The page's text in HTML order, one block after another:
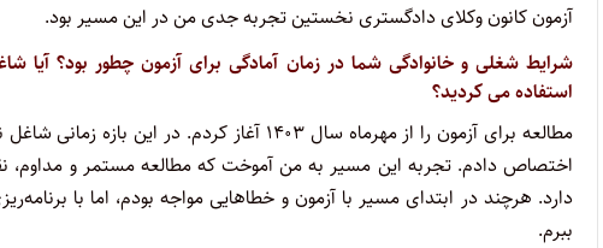
آزمون کانون وکلای دادگستری نخستین تجربه جدی من در این مسیر بود.
شرایط شغلی و خانوادگی شما در زمان آمادگی برای آزمون چطور بود؟ آیا
استفاده می کردید؟
مطالعه برای آزمون را از مهرماه سال ۱۴۰۳ آغاز
اختصاص دادم. تجربه این مسیر به من آموخت که مطالعه مستمر و
دارد. هرچند در ابتدای مسیر با آزمون‌ و خطاهایی مواجه بودم، اما با
ببرم.